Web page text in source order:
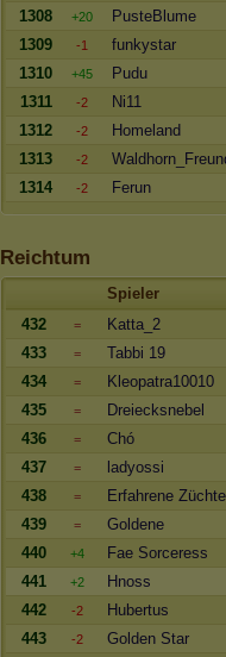
1308
+20
PusteBlume
1309
-1
funkystar
1310
+45
Pudu
1311
-2
Ni11
1312
-2
Homeland
1313
-2
1314
-2 Ferun
Reichtum
Spieler
432
=
Katta_2
433
=
Tabbi 19
434
=
Kleopatra10010
435
=
Dreiecksnebel
436
=
Chó
437
=
ladyossi
438
=
Erfahrene
439
=
Goldene
440
+4
Fae Sorceress
441
+2
Hnoss
442
-2
Hubertus
443
-2
Golden Star